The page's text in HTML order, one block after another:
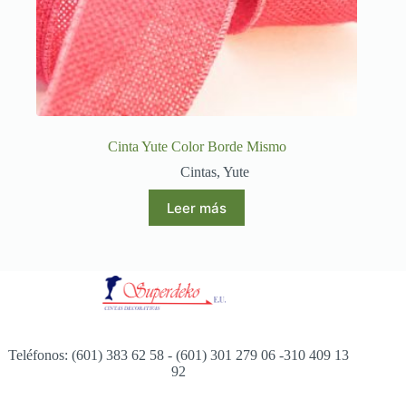
Cinta Yute Color Borde Mismo
Cintas,Yute
Leer más
Teléfonos: (601) 383 62 58 - (601) 301 279 06 -310 409 13
92